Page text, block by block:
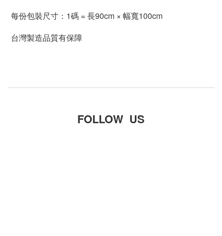
每份包裝尺寸：1碼 = 長90cm × 幅寬100cm
台灣製造品質有保障
FOLLOW US